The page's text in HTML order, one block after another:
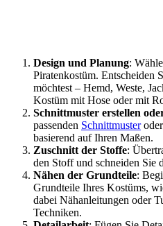
Design und Planung:
Piratenkostüm. Entscheiden
möchtest – Hemd, Weste,
Kostüm mit Hose oder mit
Schnittmuster erstellen
passenden Schnittmusteroder
basierend auf Ihren Maßen.
Zuschnitt der Stoffe:
den Stoff und schneiden Sie
Nähen der Grundteile:
Grundteile Ihres Kostüms,
dabei Nähanleitungen oder
Techniken.